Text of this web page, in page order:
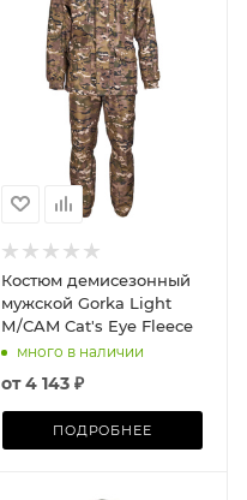
Костюм демисезонный
мужской Gorka Light
М/CAM Cat's Eye Fleece
много в наличии
от4 143 ₽
ПОДРОБНЕЕ